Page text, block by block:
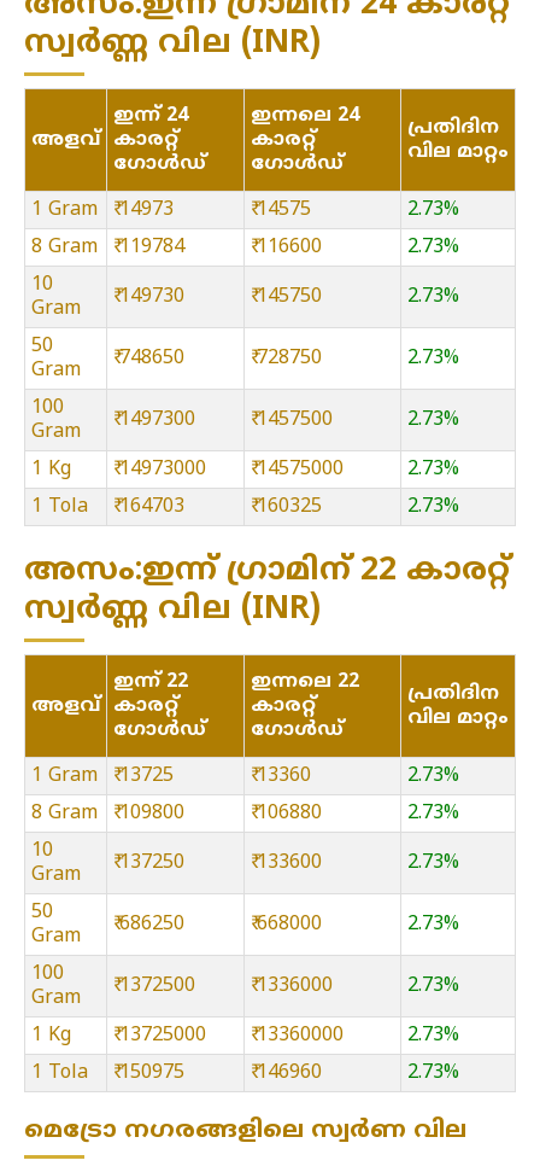
സ്വർണ്ണ വില (INR)
അളവ്
ഇന്ന് 24
കാരറ്റ്
ഗോൾഡ്
ഇന്നലെ 24
കാരറ്റ്
ഗോൾഡ്
പ്രതിദിന
വില മാറ്റം
1 Gram ₹ 14973 ₹ 14575
2.73%
8 Gram
₹ 119784 ₹ 116600
2.73%
10
Gram
₹ 149730 ₹ 145750 2.73%
50
Gram
₹ 748650 ₹ 728750 2.73%
100
Gram
₹ 1497300 ₹ 1457500 2.73%
1 Kg ₹ 14973000 ₹ 14575000
2.73%
1 Tola
₹ 164703 ₹ 160325 2.73%
അസം:ഇന്ന് ഗ്രാമിന് 22 കാരറ്റ്
സ്വർണ്ണ വില (INR)
അളവ്
ഇന്ന് 22
കാരറ്റ്
ഗോൾഡ്
ഇന്നലെ 22
കാരറ്റ്
ഗോൾഡ്
പ്രതിദിന
വില മാറ്റം
1 Gram ₹ 13725 ₹ 13360
2.73%
8 Gram
₹ 109800 ₹ 106880
2.73%
10
Gram
₹ 137250 ₹ 133600 2.73%
50
Gram
₹ 686250 ₹ 668000 2.73%
100
Gram
₹ 1372500 ₹ 1336000 2.73%
1 Kg ₹ 13725000 ₹ 13360000
2.73%
1 Tola
₹ 150975 ₹ 146960 2.73%
മെട്രോ നഗരങ്ങളിലെ സ്വർണ വില